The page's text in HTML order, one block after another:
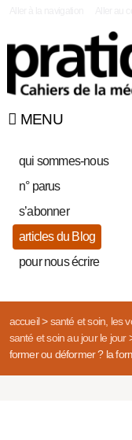
MENU
qui sommes-nous
n° parus
s’abonner
articles du Blog
pour nous écrire
accueil> santé et soin, les
santé et soin au jour le jour
former ou déformer ? la